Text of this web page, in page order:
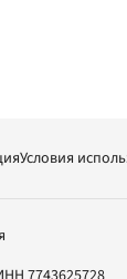
Условия